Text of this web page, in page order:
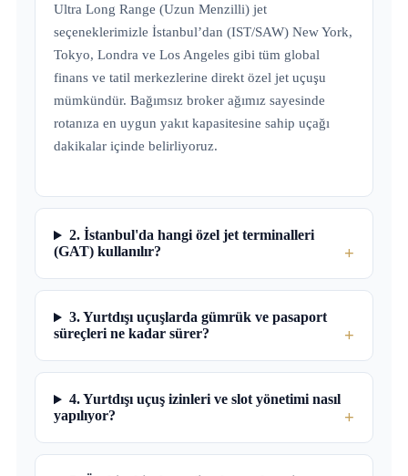
Ultra Long Range (Uzun Menzilli) jet
seçeneklerimizle İstanbul’dan (IST/SAW) New York,
Tokyo, Londra ve Los Angeles gibi tüm global
finans ve tatil merkezlerine direkt özel jet uçuşu
mümkündür. Bağımsız broker ağımız sayesinde
rotanıza en uygun yakıt kapasitesine sahip uçağı
dakikalar içinde belirliyoruz.
2. İstanbul'da hangi özel jet terminalleri
(GAT) kullanılır?
3. Yurtdışı uçuşlarda gümrük ve pasaport
süreçleri ne kadar sürer?
4. Yurtdışı uçuş izinleri ve slot yönetimi nasıl
yapılıyor?